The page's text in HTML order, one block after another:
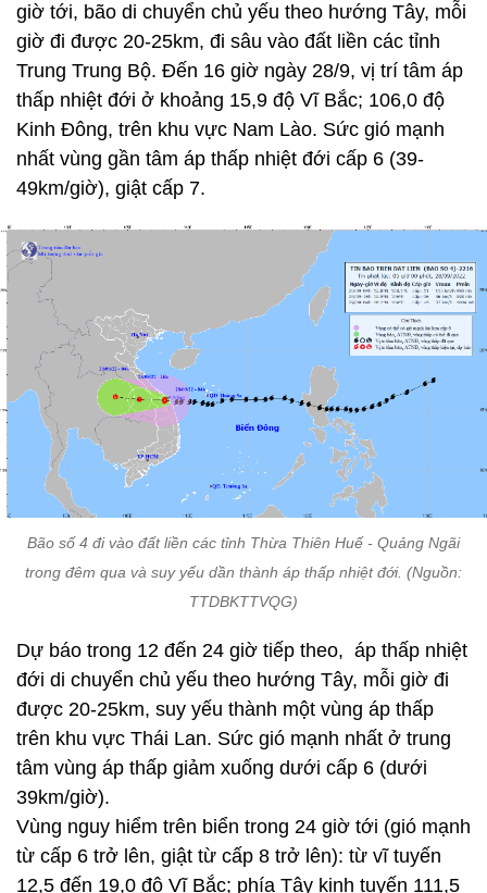
giờ tới, bão di chuyển chủ yếu theo hướng Tây, mỗi
giờ đi được 20-25km, đi sâu vào đất liền các tỉnh
Trung Trung Bộ. Đến 16 giờ ngày 28/9, vị trí tâm áp
thấp nhiệt đới ở khoảng 15,9 độ Vĩ Bắc; 106,0 độ
Kinh Đông, trên khu vực Nam Lào. Sức gió mạnh
nhất vùng gần tâm áp thấp nhiệt đới cấp 6 (39-
49km/giờ), giật cấp 7.
Bão số 4 đi vào đất liền các tỉnh Thừa Thiên Huế - Quảng Ngãi
trong đêm qua và suy yếu dần thành áp thấp nhiệt đới. (Nguồn:
TTDBKTTVQG)
Dự báo trong 12 đến 24 giờ tiếp theo, áp thấp nhiệt
đới di chuyển chủ yếu theo hướng Tây, mỗi giờ đi
được 20-25km, suy yếu thành một vùng áp thấp
trên khu vực Thái Lan. Sức gió mạnh nhất ở trung
tâm vùng áp thấp giảm xuống dưới cấp 6 (dưới
39km/giờ).
Vùng nguy hiểm trên biển trong 24 giờ tới (gió mạnh
từ cấp 6 trở lên, giật từ cấp 8 trở lên): từ vĩ tuyến
12,5 đến 19,0 độ Vĩ Bắc; phía Tây kinh tuyến 111,5